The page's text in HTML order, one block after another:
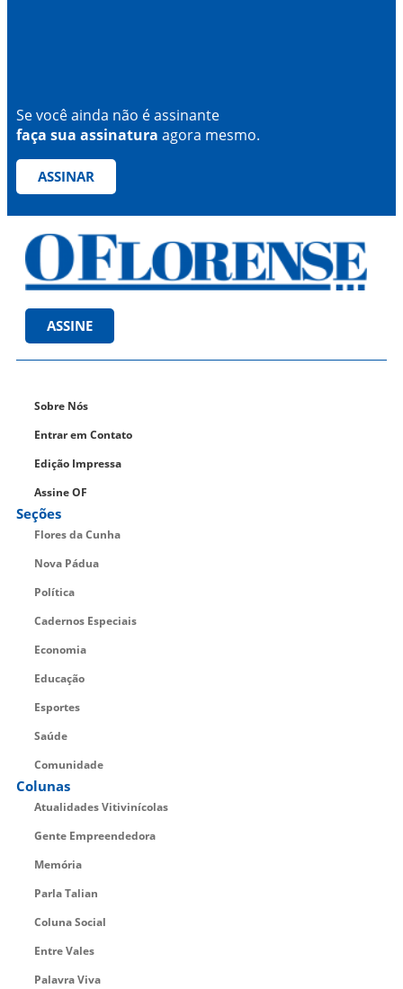
Se você ainda não é assinante
faça sua assinatura agora mesmo.
ASSINAR
ASSINE
Sobre Nós
Entrar em Contato
Edição Impressa
Assine OF
Seções
Flores da Cunha
Nova Pádua
Política
Cadernos Especiais
Economia
Educação
Esportes
Saúde
Comunidade
Colunas
Atualidades Vitivinícolas
Gente Empreendedora
Memória
Parla Talian
Coluna Social
Entre Vales
Palavra Viva